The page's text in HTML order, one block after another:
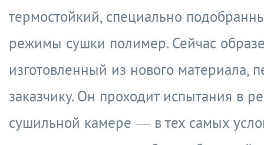
термостойкий, специально
режимы сушки полимер. Сейчас
изготовленный из нового материала,
заказчику. Он проходит испытания в
сушильной камере — в тех самых